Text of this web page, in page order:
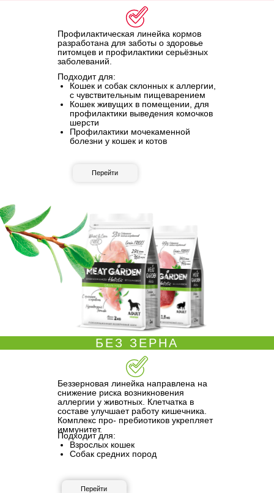
БЕЗ ЗЕРНА
Профилактическая линейка кормов
разработана для заботы о здоровье
питомцев и профилактики серьёзных
заболеваний.
Беззерновая линейка направлена на
снижение риска возникновения
аллергии у животных. Клетчатка в
составе улучшает работу кишечника.
Комплекс про- пребиотиков укрепляет
иммунитет.
Подходит для:
Взрослых кошек
Собак средних пород
Подходит для:
Кошек и собак склонных к аллергии,
с чувствительным пищеварением
Кошек живущих в помещении, для
профилактики выведения комочков
шерсти
Профилактики мочекаменной
болезни у кошек и котов
Перейти
Перейти